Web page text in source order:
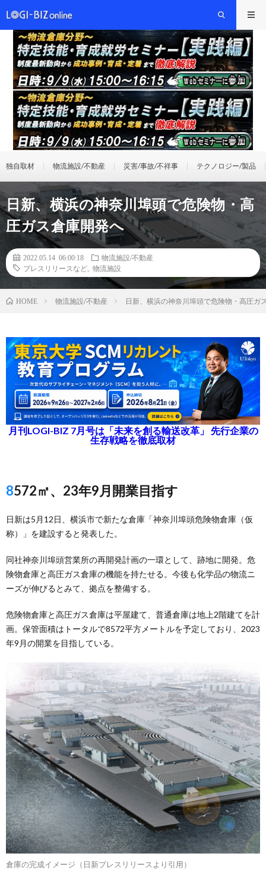
独自取材 物流施設/不動産 災害/事故/不祥事 テクノロジー/製品
日新、横浜の神奈川埠頭で危険物・高
圧ガス倉庫開発へ
2022.05.14 06:00:18
物流施設/不動産
プレスリリースなど
物流施設
HOME 物流施設/不動産 日新、横浜の神奈川埠頭で危険物・高圧ガ
月刊LOGI-BIZ 7月号は「未来を創る輸送改革」 先行企業の
生存戦略を徹底取材
8572㎡、23年9月開業目指す
日新は5月12日、横浜市で新たな倉庫「神奈川埠頭危険物倉庫（仮
称）」を建設すると発表した。
同社神奈川埠頭営業所の再開発計画の一環として、跡地に開発。危
険物倉庫と高圧ガス倉庫の機能を持たせる。今後も化学品の物流ニ
ーズが伸びるとみて、拠点を整備する。
危険物倉庫と高圧ガス倉庫は平屋建て、普通倉庫は地上2階建てを計
画。保管面積はトータルで8572平方メートルを予定しており、2023
年9月の開業を目指している。
倉庫の完成イメージ（日新プレスリリースより引用）